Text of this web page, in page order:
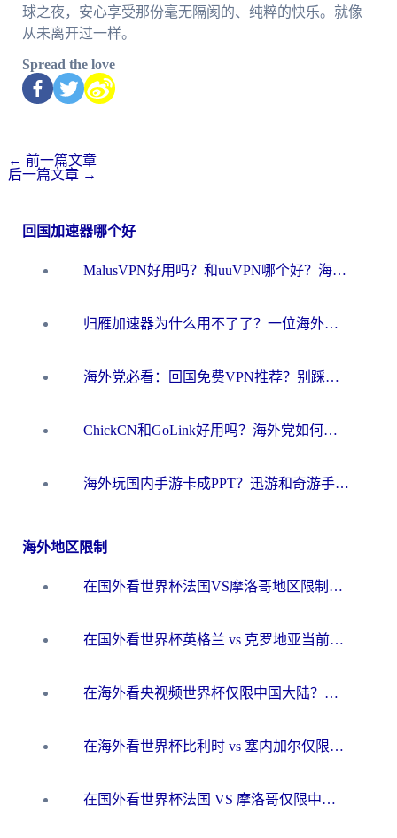
球之夜，安心享受那份毫无隔阂的、纯粹的快乐。就像
从未离开过一样。
Spread the love
← 前一篇文章
后一篇文章 →
回国加速器哪个好
MalusVPN好用吗？和uuVPN哪个好？海外党无缝访问国内资源的真实对比与选择指南
归雁加速器为什么用不了了？一位海外游子的真实困惑与技术解答
海外党必看：回国免费VPN推荐？别踩坑！教你选对加速器无缝刷国内资源
ChickCN和GoLink好用吗？海外党如何选对回国加速器
海外玩国内手游卡成PPT？迅游和奇游手游哪个好？一篇讲透回国加速器怎么选
海外地区限制
在国外看世界杯法国VS摩洛哥地区限制？这篇指南让你流畅看中文解说无压力
在国外看世界杯英格兰 vs 克罗地亚当前地区不可播放？这篇指南帮你搞定所有海外观赛难题
在海外看央视频世界杯仅限中国大陆？这篇指南帮你解锁中文解说+无卡顿直播
在海外看世界杯比利时 vs 塞内加尔仅限中国大陆？我找到了最流畅的中文解说之路
在国外看世界杯法国 VS 摩洛哥仅限中国大陆？海外党这样看中文解说赛事不卡顿